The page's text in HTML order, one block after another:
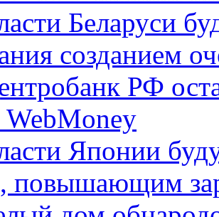
Беларуси
созданием
РФ
WebMoney
Японии
повышающим